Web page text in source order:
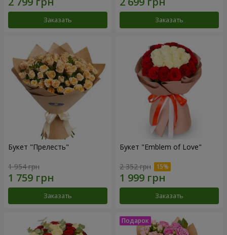
Заказать Заказать
Букет "Прелесть"
1 954 грн
Заказать
Букет "Emblem of Love"
2 352 грн
Заказать